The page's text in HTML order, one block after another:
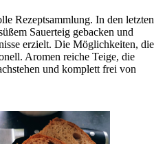
Rezeptsammlung. In den letzten
Sauerteig gebacken und
erzielt. Die Möglichkeiten, die
Aromen reiche Teige, die
und komplett frei von